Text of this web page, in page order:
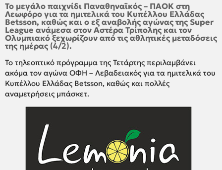
Το μεγάλο παιχνίδι Παναθηναϊκός – ΠΑΟΚ στη
Λεωφόρο για τα ημιτελικά του Κυπέλλου Ελλάδας
Betsson, καθώς και ο εξ αναβολής αγώνας της Super
League ανάμεσα στον Αστέρα Τρίπολης και τον
Ολυμπιακό ξεχωρίζουν από τις αθλητικές μεταδόσεις
της ημέρας (4/2).
Το τηλεοπτικό πρόγραμμα της Τετάρτης περιλαμβάνει
ακόμα τον αγώνα ΟΦΗ – Λεβαδειακός για τα ημιτελικά του
Κυπέλλου Ελλάδας Betsson, καθώς και πολλές
αναμετρήσεις μπάσκετ.